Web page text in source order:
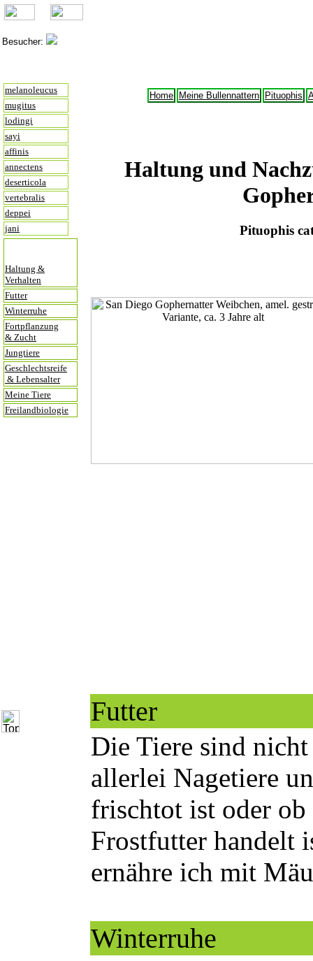
Besucher:
melanoleucus
mugitus
lodingi
sayi
affinis
annectens
deserticola
vertebralis
deppei
jani
Haltung &
Verhalten
Futter
Winterruhe
Fortpflanzung
& Zucht
Jungtiere
Geschlechtsreife
& Lebensalter
Meine Tiere
Freilandbiologie
Home Meine Bullennattern Pituophis
Haltung und
Pituophis
Futter
Die Tiere sind
allerlei Nagetiere
frischtot ist oder ob
Frostfutter handelt
ernähre ich mit
Winterruhe